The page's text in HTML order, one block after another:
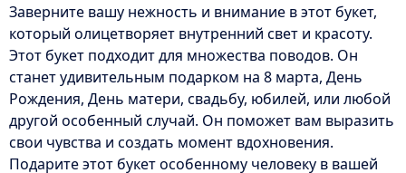
Заверните вашу нежность и внимание в этот букет,
который олицетворяет внутренний свет и красоту.
Этот букет подходит для множества поводов. Он
станет удивительным подарком на 8 марта, День
Рождения, День матери, свадьбу, юбилей, или любой
другой особенный случай. Он поможет вам выразить
свои чувства и создать момент вдохновения.
Подарите этот букет особенному человеку в вашей